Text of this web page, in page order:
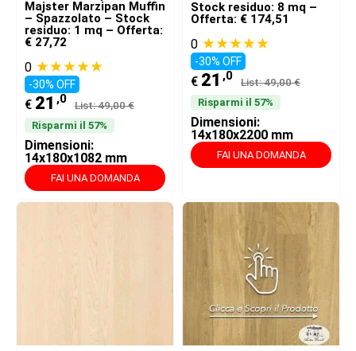
Majster Marzipan Muffin
– Spazzolato – Stock
residuo: 1 mq – Offerta:
€ 27,72
0 ★★★★★
-30% OFF
€ 21 ,0 List: 49,00 €
Risparmi il 57%
Dimensioni:
14x180x1082 mm
FAI UNA DOMANDA
Stock residuo: 8 mq –
Offerta: € 174,51
0 ★★★★★
-30% OFF
€ 21 ,0 List: 49,00 €
Risparmi il 57%
Dimensioni:
14x180x2200 mm
FAI UNA DOMANDA